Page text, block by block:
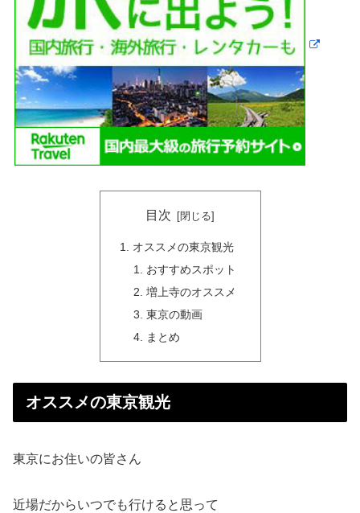
目次
オススメの東京観光
おすすめスポット
増上寺のオススメ
東京の動画
まとめ
オススメの東京観光
東京にお住いの皆さん
近場だからいつでも行けると思って